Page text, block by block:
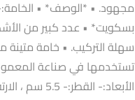
بسكويت* • عدد كبير من
سهلة التركيب. • خامة
تستخدمها في صناعة
الأبعاد:- القطر:- 5.5 سم ، الارتفاع:- 21 سم.